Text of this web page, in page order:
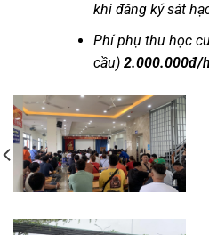
khi đăng ký sát
Phí phụ thu học
cầu)2.000.000đ/